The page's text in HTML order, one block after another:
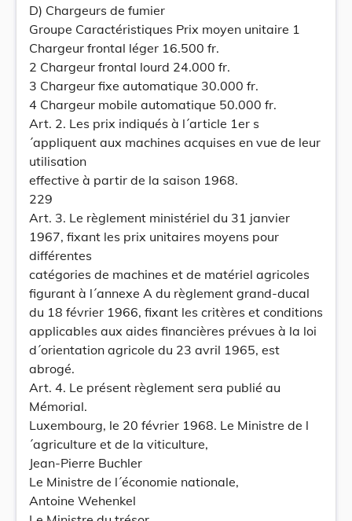
D) Chargeurs de fumier
Groupe Caractéristiques Prix moyen unitaire 1
Chargeur frontal léger 16.500 fr.
2 Chargeur frontal lourd 24.000 fr.
3 Chargeur fixe automatique 30.000 fr.
4 Chargeur mobile automatique 50.000 fr.
Art. 2. Les prix indiqués à l´article 1er s
´appliquent aux machines acquises en vue de leur
utilisation
effective à partir de la saison 1968.
229
Art. 3. Le règlement ministériel du 31 janvier
1967, fixant les prix unitaires moyens pour
différentes
catégories de machines et de matériel agricoles
figurant à l´annexe A du règlement grand-ducal
du 18 février 1966, fixant les critères et conditions
applicables aux aides financières prévues à la loi
d´orientation agricole du 23 avril 1965, est
abrogé.
Art. 4. Le présent règlement sera publié au
Mémorial.
Luxembourg, le 20 février 1968. Le Ministre de l
´agriculture et de la viticulture,
Jean-Pierre Buchler
Le Ministre de l´économie nationale,
Antoine Wehenkel